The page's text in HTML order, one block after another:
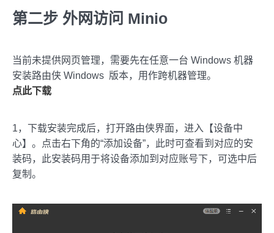
第二步 外网访问 Minio
当前未提供网页管理，需要先在任意一台 Windows 机器
安装路由侠 Windows 版本，用作跨机器管理。
点此下载
1，下载安装完成后，打开路由侠界面，进入【设备中
心】。点击右下角的“添加设备”，此时可查看到对应的安
装码，此安装码用于将设备添加到对应账号下，可选中后
复制。